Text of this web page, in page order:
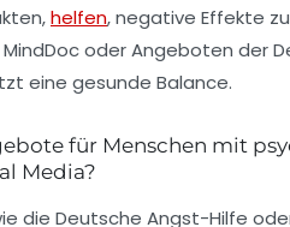
helfen, negative Effekte
oder Angeboten der
eine gesunde Balance.
für Menschen mit
Media?
die Deutsche Angst-Hilfe